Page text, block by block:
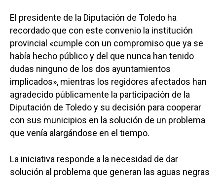
El presidente de la Diputación de Toledo ha
recordado que con este convenio la institución
provincial «cumple con un compromiso que ya se
había hecho público y del que nunca han tenido
dudas ninguno de los dos ayuntamientos
implicados», mientras los regidores afectados han
agradecido públicamente la participación de la
Diputación de Toledo y su decisión para cooperar
con sus municipios en la solución de un problema
que venía alargándose en el tiempo.
La iniciativa responde a la necesidad de dar
solución al problema que generan las aguas negras